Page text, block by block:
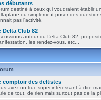
débutants
destiné à ceux qui voudraient établir
ou simplement poser des
pas l'activité.
Delta Club 82
autour du Delta Club 82,
les rendez-vous, etc...
comptoir des deltistes
avez un truc super intéressant à dire
de tout, de rien mais surtout pas de la